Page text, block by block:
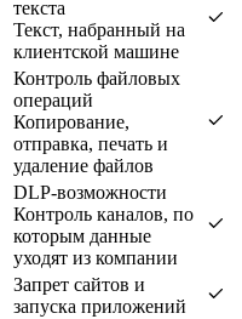
текста
Текст, набранный на
клиентской машине
Контроль файловых
операций
Копирование,
отправка, печать и
удаление файлов
DLP-возможности
Контроль каналов, по
которым данные
уходят из компании
Запрет сайтов и
запуска приложений